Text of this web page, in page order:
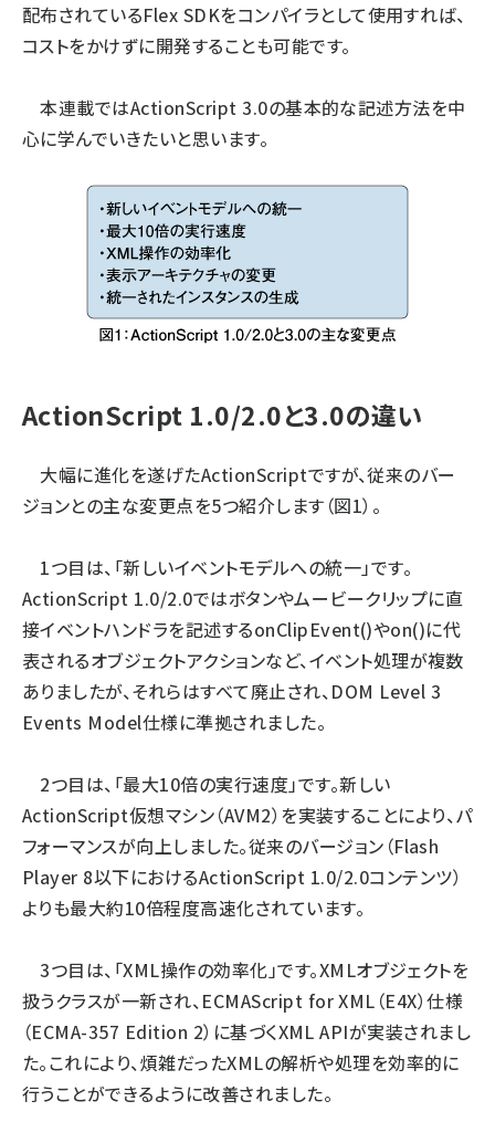
配布されているFlex SDKをコンパイラとして使用すれば、
コストをかけずに開発することも可能です。
本連載ではActionScript 3.0の基本的な記述方法を中
心に学んでいきたいと思います。
ActionScript 1.0/2.0と3.0の違い
大幅に進化を遂げたActionScriptですが、従来のバー
ジョンとの主な変更点を5つ紹介します（図1）。
1つ目は、「新しいイベントモデルへの統一」です。
ActionScript 1.0/2.0ではボタンやムービークリップに直
接イベントハンドラを記述するonClipEvent()やon()に代
表されるオブジェクトアクションなど、イベント処理が複数
ありましたが、それらはすべて廃止され、DOM Level 3
Events Model仕様に準拠されました。
2つ目は、「最大10倍の実行速度」です。新しい
ActionScript仮想マシン（AVM2）を実装することにより、パ
フォーマンスが向上しました。従来のバージョン（Flash
Player 8以下におけるActionScript 1.0/2.0コンテンツ）
よりも最大約10倍程度高速化されています。
3つ目は、「XML操作の効率化」です。XMLオブジェクトを
扱うクラスが一新され、ECMAScript for XML（E4X）仕様
（ECMA-357 Edition 2）に基づくXML APIが実装されまし
た。これにより、煩雑だったXMLの解析や処理を効率的に
行うことができるように改善されました。